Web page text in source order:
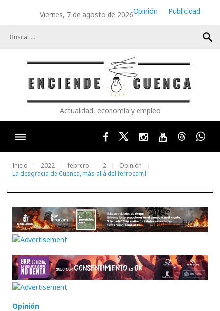
Viernes, 7 de agosto de 2026Opinión
Publicidad
search
Actualidad, economía y empleo
FacebookTwitterInstagram
YoutubeThreads
Inicio 2022 febrero 2
Opinión
La desgracia de Cuenca, más allá del ferrocarril
Opinión